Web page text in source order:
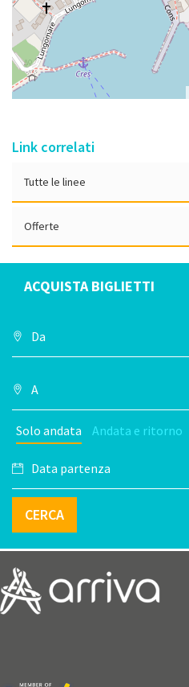
Link correlati
Tutte le linee
Offerte
ACQUISTA BIGLIETTI
Solo andata Andata e ritorno
CERCA